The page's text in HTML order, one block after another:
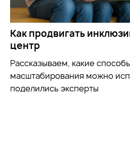
Как продвигать
центр
Рассказываем, какие
масштабирования можно
поделились эксперты